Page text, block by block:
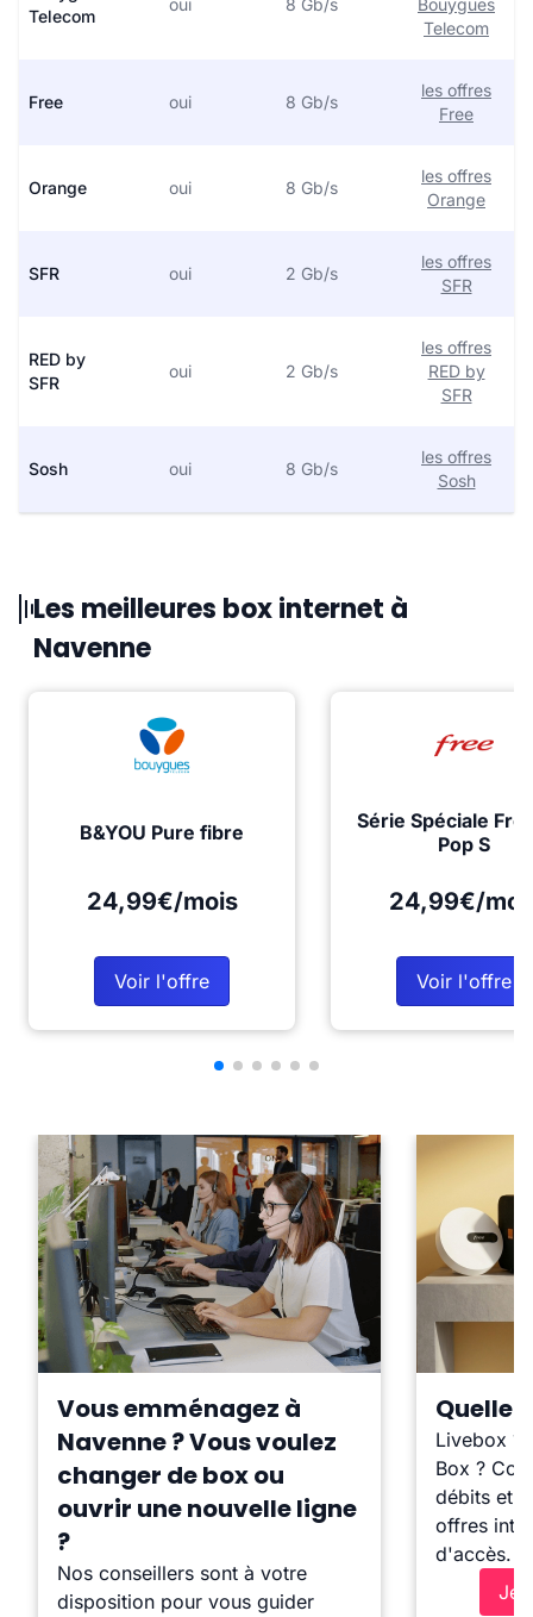
Telecom
oui 8 Gb/s
Bouygues
Telecom
Free oui 8 Gb/s
les offres
Free
Orange oui 8 Gb/s
les offres
Orange
SFR oui 2 Gb/s
les offres
SFR
RED by
SFR
oui 2 Gb/s
les offres
RED by
SFR
Sosh oui 8 Gb/s
les offres
Sosh
Les meilleures box internet à
Navenne
B&YOU Pure fibre
24,99€/mois
Voir l'offre
Série Spéciale
Pop S
24,99€/
Voir l'offre
Vous emménagez à
Navenne ? Vous voulez
changer de box ou
ouvrir une nouvelle ligne
?
Nos conseillers sont à votre
disposition pour vous guider
Quelle
Livebox ?
Box ?
débits et
offres
d'accès.
Je